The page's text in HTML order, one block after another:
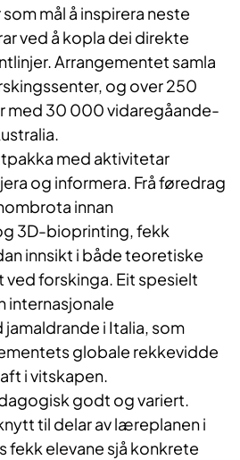
mål å inspirera neste
ved å kopla dei direkte
Arrangementet samla
og over 250
med 30 000 vidaregåande-
med aktivitetar
og informera. Frå føredrag
innan
3D-bioprinting, fekk
innsikt i både teoretiske
forskinga. Eit spesielt
internasjonale
i Italia, som
globale rekkevidde
i vitskapen.
godt og variert.
til delar av læreplanen i
fekk elevane sjå konkrete